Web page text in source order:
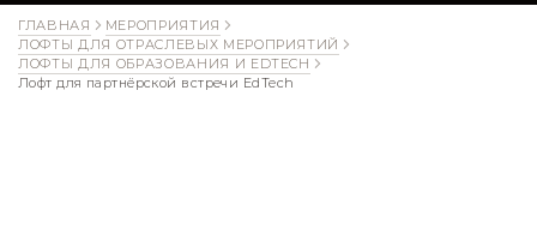
ГЛАВНАЯ
МЕРОПРИЯТИЯ
ЛОФТЫ ДЛЯ ОТРАСЛЕВЫХ МЕРОПРИЯТИЙ
ЛОФТЫ ДЛЯ ОБРАЗОВАНИЯ И EDTECH
Лофт для партнёрской встречи EdTech